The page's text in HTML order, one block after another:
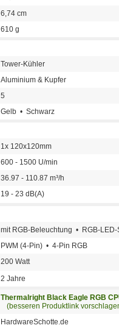
6,74 cm
610 g
Tower-Kühler
Aluminium & Kupfer
5
Gelb • Schwarz
1x 120x120mm
600 - 1500 U/min
36.97 - 110.87 m³/h
19 - 23 dB(A)
mit RGB-Beleuchtung • RGB-LED-
PWM (4-Pin) • 4-Pin RGB
200 Watt
2 Jahre
Thermalright Black Eagle RGB
(besseren Produktlink
HardwareSchotte.de